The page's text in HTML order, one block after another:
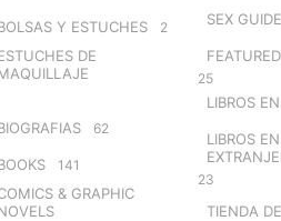
Y ESTUCHES 2
DE
62
141
& GRAPHIC
SEX
25
LIBROS
LIBROS
23
TIENDA